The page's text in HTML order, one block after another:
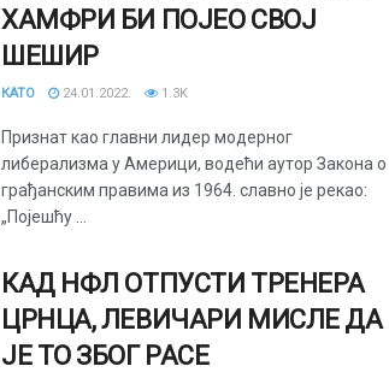
ХАМФРИ БИ ПОЈЕО СВОЈ
ШЕШИР
КАТО 24.01.2022. 1.3K
Признат као главни лидер модерног
либерализма у Америци, водећи аутор Закона о
грађанским правима из 1964. славно је рекао:
„Појешћу ...
КАД НФЛ ОТПУСТИ ТРЕНЕРА
ЦРНЦА, ЛЕВИЧАРИ МИСЛЕ ДА
ЈЕ ТО ЗБОГ РАСЕ